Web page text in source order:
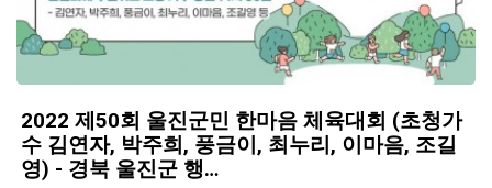
2022 제50회 울진군민 한마음 체육대회 (초청가
수 김연자, 박주희, 풍금이, 최누리, 이마음, 조길
영) - 경북 울진군 행…